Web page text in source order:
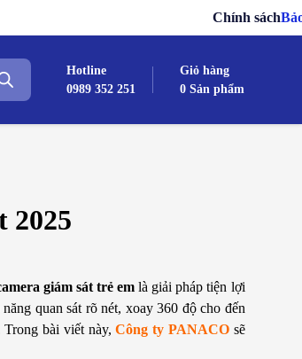
Chính sáchBảo hành –
Hotline
0989 352 251
Giỏ hàng
0 Sản phẩm
2025
giám sát trẻ em là giải pháp tiện lợi
quan sát rõ nét, xoay 360 độ cho đến
Trong bài viết này,Công ty PANACOsẽ